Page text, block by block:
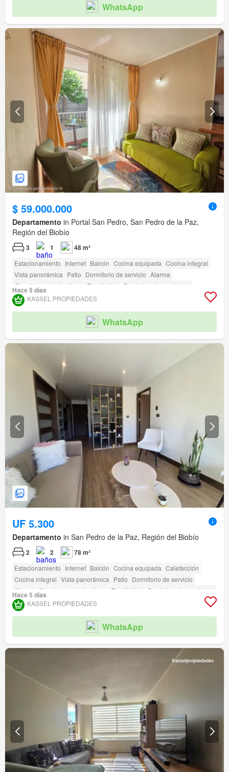
WhatsApp
$ 59.000.000
Departamento in Portal San Pedro, San Pedro de la Paz,
Región del Biobío
3 1 48 m²
Estacionamiento Internet Balcón Cocina equipada Cocina integral
Vista panorámica Patio Dormitorio de servicio Alarma
Closet empotrado
Agua Electricidad Parcialmente amoblado
Terraza amenity_wi_fi Seguridad
Conserje
Acceso para personas con discapacidad
Hace 5 días
KASSEL PROPIEDADES
WhatsApp
UF 5.300
Departamento in San Pedro de la Paz, Región del Biobío
2 2 78 m²
Estacionamiento Internet Balcón Cocina equipada Calefacción
Cocina integral Vista panorámica Patio Dormitorio de servicio
Alarma
Closet empotrado Agua Electricidad Parcialmente amoblado
Terraza amenity_wi_fi Seguridad
Área para niños
Ascensor
Acceso para personas con discapacidad
Hace 5 días
KASSEL PROPIEDADES
WhatsApp